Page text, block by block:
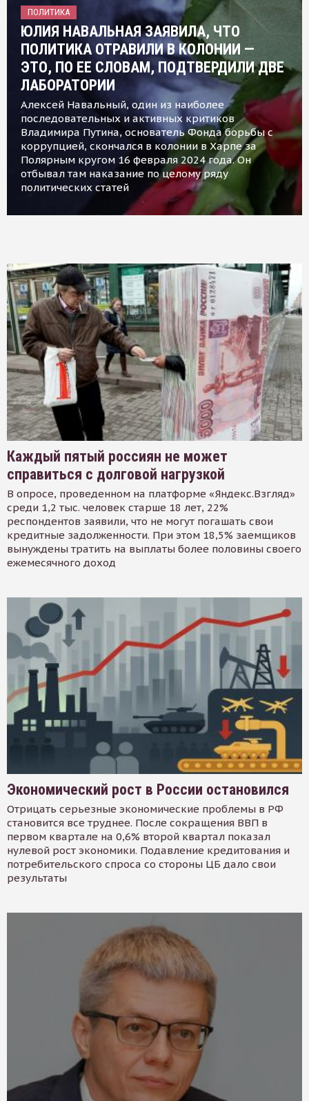
ПОЛИТИКА
ЮЛИЯ НАВАЛЬНАЯ ЗАЯВИЛА, ЧТО
ПОЛИТИКА ОТРАВИЛИ В КОЛОНИИ —
ЭТО, ПО ЕЕ СЛОВАМ, ПОДТВЕРДИЛИ ДВЕ
ЛАБОРАТОРИИ
Алексей Навальный, один из наиболее
последовательных и активных критиков
Владимира Путина, основатель Фонда борьбы с
коррупцией, скончался в колонии в Харпе за
Полярным кругом 16 февраля 2024 года. Он
отбывал там наказание по целому ряду
политических статей
Каждый пятый россиян не может
справиться с долговой нагрузкой
В опросе, проведенном на платформе «Яндекс.Взгляд»
среди 1,2 тыс. человек старше 18 лет, 22%
респондентов заявили, что не могут погашать свои
кредитные задолженности. При этом 18,5% заемщиков
вынуждены тратить на выплаты более половины своего
ежемесячного доход
Экономический рост в России остановился
Отрицать серьезные экономические проблемы в РФ
становится все труднее. После сокращения ВВП в
первом квартале на 0,6% второй квартал показал
нулевой рост экономики. Подавление кредитования и
потребительского спроса со стороны ЦБ дало свои
результаты